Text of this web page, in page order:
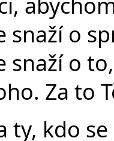
snaží o
snaží o
Za to
ty, kdo